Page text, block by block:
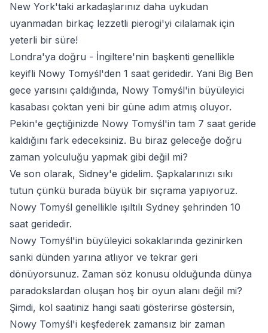
New York'taki arkadaşlarınız daha uykudan
uyanmadan birkaç lezzetli pierogi'yi cilalamak için
yeterli bir süre!
Londra'ya doğru - İngiltere'nin başkenti genellikle
keyifli Nowy Tomyśl'den 1 saat geridedir. Yani Big Ben
gece yarısını çaldığında, Nowy Tomyśl'in büyüleyici
kasabası çoktan yeni bir güne adım atmış oluyor.
Pekin'e geçtiğinizde Nowy Tomyśl'in tam 7 saat geride
kaldığını fark edeceksiniz. Bu biraz geleceğe doğru
zaman yolculuğu yapmak gibi değil mi?
Ve son olarak, Sidney'e gidelim. Şapkalarınızı sıkı
tutun çünkü burada büyük bir sıçrama yapıyoruz.
Nowy Tomyśl genellikle ışıltılı Sydney şehrinden 10
saat geridedir.
Nowy Tomyśl'in büyüleyici sokaklarında gezinirken
sanki dünden yarına atlıyor ve tekrar geri
dönüyorsunuz. Zaman söz konusu olduğunda dünya
paradokslardan oluşan hoş bir oyun alanı değil mi?
Şimdi, kol saatiniz hangi saati gösterirse göstersin,
Nowy Tomyśl'i keşfederek zamansız bir zaman